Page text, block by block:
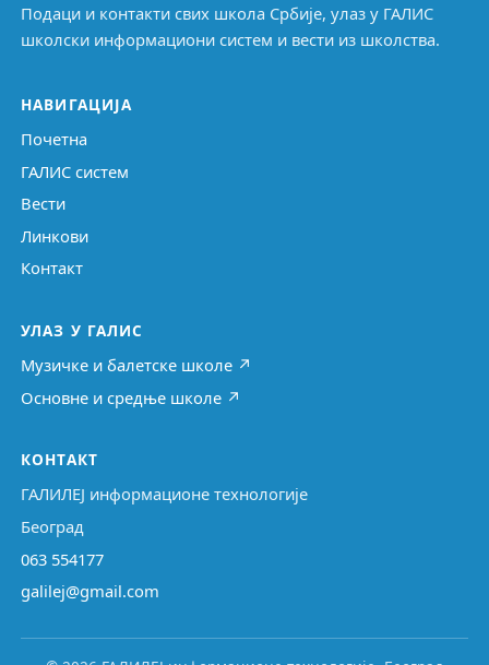
Подаци и контакти свих школа Србије, улаз у ГАЛИС
школски информациони систем и вести из школства.
НАВИГАЦИЈА
Почетна
ГАЛИС систем
Вести
Линкови
Контакт
УЛАЗ У ГАЛИС
Музичке и балетске школе ↗
Основне и средње школе ↗
КОНТАКТ
ГАЛИЛЕЈ информационе технологије
Београд
063 554177
galilej@gmail.com